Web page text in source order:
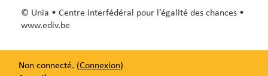
© Unia • Centre interfédéral pour l’égalité des chances •
www.ediv.be
Non connecté. (Connexion)